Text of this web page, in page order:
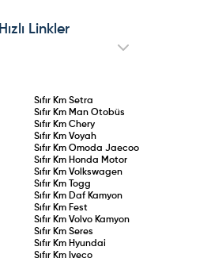
Hızlı Linkler
Sıfır Km Setra
Sıfır Km Man Otobüs
Sıfır Km Chery
Sıfır Km Voyah
Sıfır Km Omoda Jaecoo
Sıfır Km Honda Motor
Sıfır Km Volkswagen
Sıfır Km
Togg
Sıfır Km Daf Kamyon
Sıfır Km Fest
Sıfır Km Volvo Kamyon
Sıfır Km Seres
Sıfır Km Hyundai
Sıfır Km Iveco